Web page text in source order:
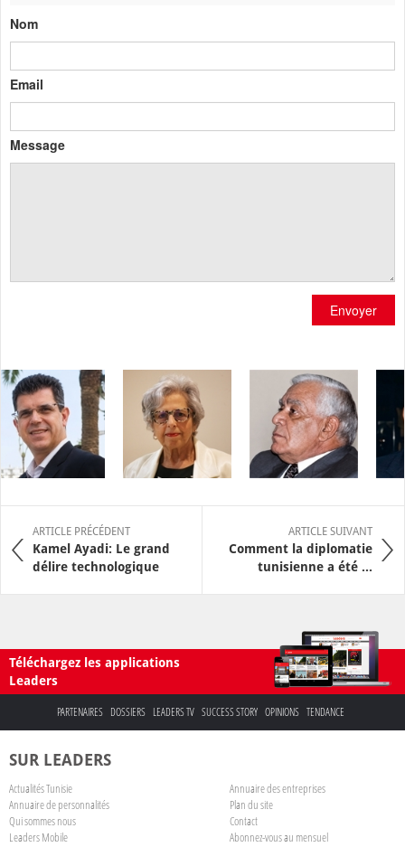
Nom
Email
Message
Envoyer
ARTICLE PRÉCÉDENT
Kamel Ayadi: Le grand
délire technologique
ARTICLE SUIVANT
Comment la diplomatie
tunisienne a été ...
Téléchargez les applications
Leaders
PARTENAIRES DOSSIERS LEADERS TV SUCCESS STORY OPINIONS TENDANCE
SUR LEADERS
Actualités Tunisie
Annuaire des entreprises
Annuaire de personnalités
Plan du site
Qui sommes nous
Contact
Leaders Mobile
Abonnez-vous au mensuel